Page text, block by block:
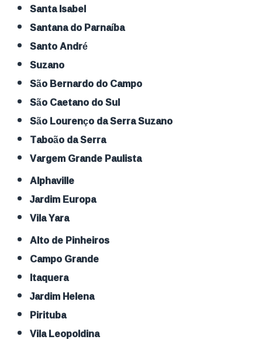
Santa Isabel
Santana do Parnaíba
Santo André
Suzano
São Bernardo do Campo
São Caetano do Sul
São Lourenço da Serra Suzano
Taboão da Serra
Vargem Grande Paulista
Alphaville
Jardim Europa
Vila Yara
Alto de Pinheiros
Campo Grande
Itaquera
Jardim Helena
Pirituba
Vila Leopoldina